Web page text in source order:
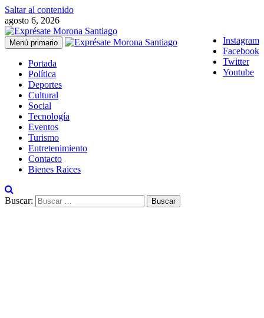
Saltar al contenido
agosto 6, 2026
Instagram
Facebook
Twitter
Youtube
Menú primario
Portada
Política
Deportes
Cultural
Social
Tecnología
Eventos
Turismo
Entretenimiento
Contacto
Bienes Raices
Buscar: